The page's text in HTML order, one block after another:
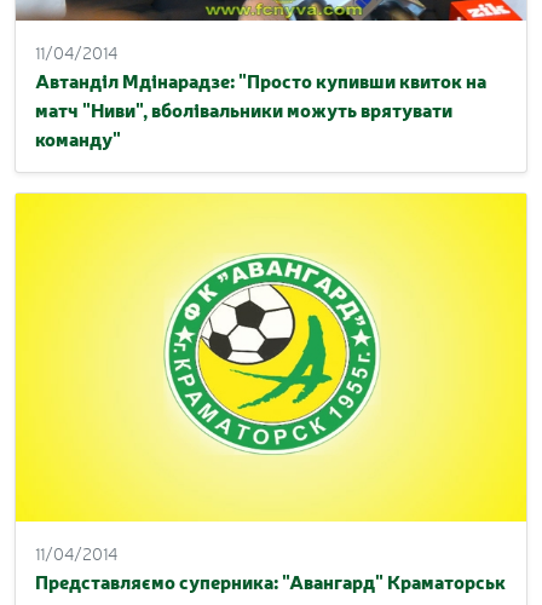
11/04/2014
Автанділ Мдінарадзе: "Просто купивши квиток на
матч "Ниви", вболівальники можуть врятувати
команду"
11/04/2014
Представляємо суперника: "Авангард" Краматорськ